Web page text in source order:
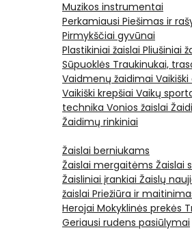
Muzikos instrumentai
Perkamiausi Piešimas ir
Pirmykščiai gyvūnai
Plastikiniai žaislai Pliušiniai
Sūpuoklės Traukinukai,
Vaidmenų žaidimai
Vaikiški krepšiai Vaikų
technika Vonios žaislai
Žaidimų rinkiniai
Žaislai berniukams
Žaislai mergaitėms Žaislai
Žaisliniai įrankiai Žaislų
žaislai Priežiūra ir
Herojai Mokyklinės prekės
Geriausi rudens pasiūlymai